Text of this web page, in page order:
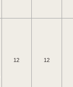
12 12